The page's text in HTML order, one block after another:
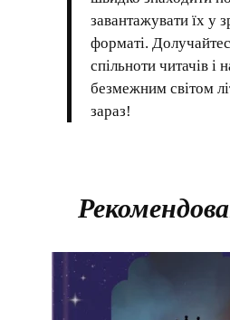
завантажувати їх у
форматі.
спільноти читачів і
безмежним світом
зараз!